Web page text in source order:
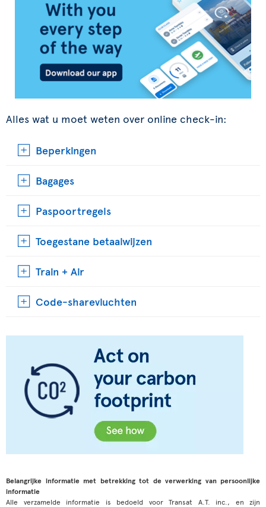
Alles wat u moet weten over online check-in:
Beperkingen
Bagages
Paspoortregels
Toegestane betaalwijzen
Train + Air
Code-sharevluchten
Belangrijke informatie met betrekking tot de verwerking van persoonlijke
informatie
Alle verzamelde informatie is bedoeld voor Transat A.T. inc., en zijn